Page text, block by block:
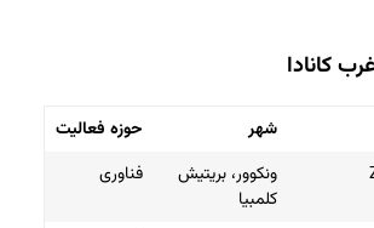
کانادا
شهر
حوزه فعالیت
ونکوور، بریتیش
کلمبیا
فناوری